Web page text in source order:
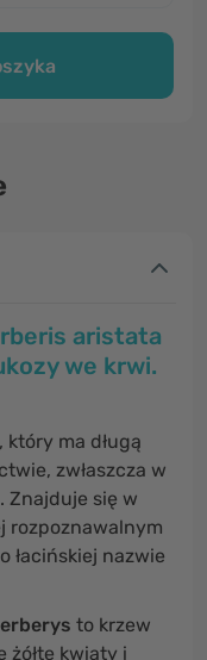
aristata
we krwi.
, który ma długą
zwłaszcza w
Znajduje się w
rozpoznawalnym
łacińskiej nazwie
to krzew
żółte kwiaty i